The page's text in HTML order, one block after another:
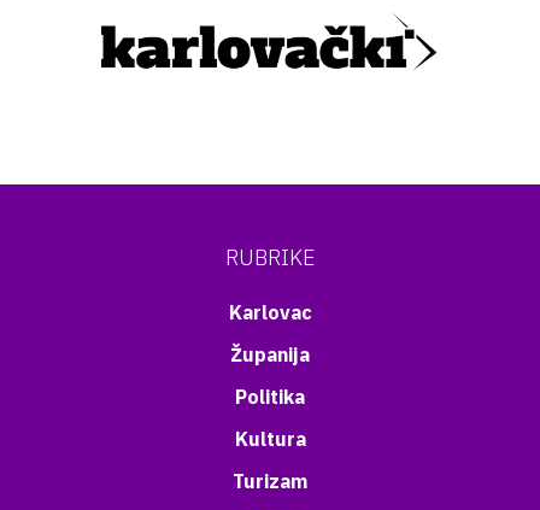
RUBRIKE
Karlovac
Županija
Politika
Kultura
Turizam